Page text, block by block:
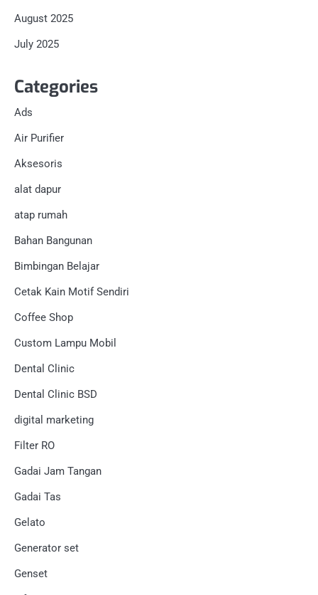
August 2025
July 2025
Categories
Ads
Air Purifier
Aksesoris
alat dapur
atap rumah
Bahan Bangunan
Bimbingan Belajar
Cetak Kain Motif Sendiri
Coffee Shop
Custom Lampu Mobil
Dental Clinic
Dental Clinic BSD
digital marketing
Filter RO
Gadai Jam Tangan
Gadai Tas
Gelato
Generator set
Genset